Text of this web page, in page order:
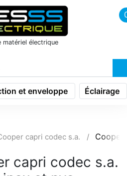
matériel électrique
et enveloppe Éclairage
capri codec s.a. Cooper
capri codec s.a.